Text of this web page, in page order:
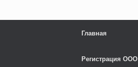
Главная
Регистрация ООО